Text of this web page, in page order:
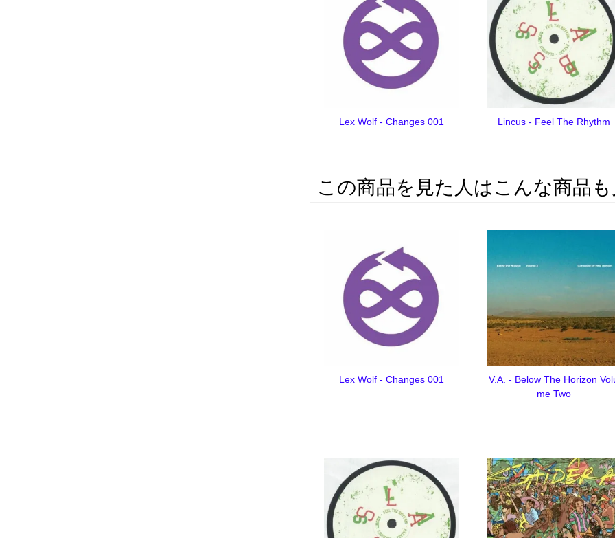
Lex Wolf - Changes 001 Lincus - Feel The Rhythm
この商品を見た人はこんな商品
Lex Wolf - Changes 001
V.A. - Below The Horizon
me Two